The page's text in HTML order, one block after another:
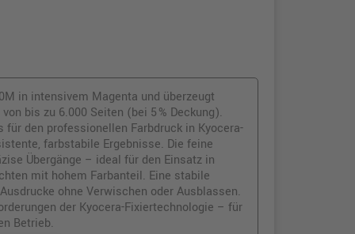
in intensivem Magenta und überzeugt
bis zu 6.000 Seiten (bei 5 % Deckung).
den professionellen Farbdruck in Kyocera-
farbstabile Ergebnisse. Die feine
Übergänge – ideal für den Einsatz in
mit hohem Farbanteil. Eine stabile
ohne Verwischen oder Ausblassen.
der Kyocera-Fixiertechnologie – für
Betrieb.